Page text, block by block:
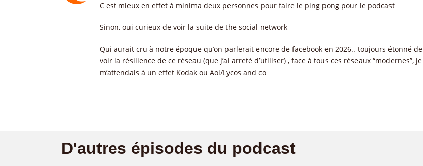
C est mieux en effet à minima deux personnes pour faire le ping pong pour le podcast
Sinon, oui curieux de voir la suite de the social network
Qui aurait cru à notre époque qu’on parlerait encore de facebook en 2026.. toujours étonné de
voir la résilience de ce réseau (que j’ai arreté d’utiliser) , face à tous ces réseaux “modernes”, je
m’attendais à un effet Kodak ou Aol/Lycos and co
D'autres épisodes du podcast